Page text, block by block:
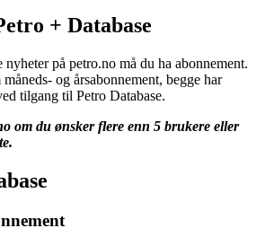
+ Database
på petro.no må du ha abonnement.
og årsabonnement, begge har
tilgang til Petro Database.
om du ønsker flere enn 5 brukere eller